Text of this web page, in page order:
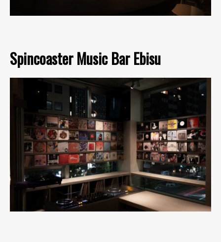
Spincoaster Music Bar Ebisu